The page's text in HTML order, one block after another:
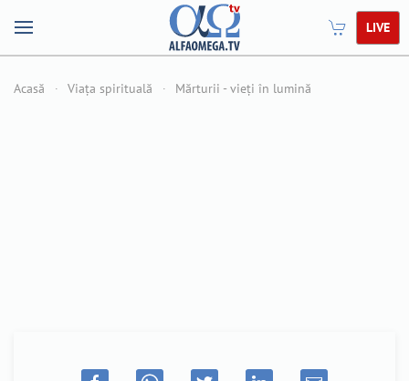
LIVE
Acasă Viața spirituală Mărturii - vieți în lumină